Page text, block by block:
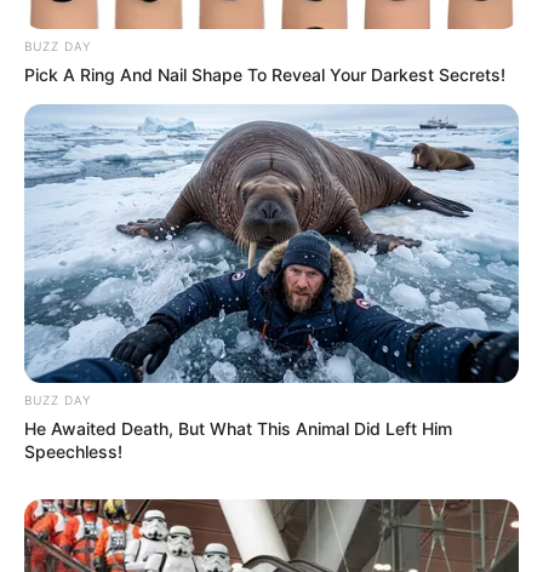
BUZZ DAY
Pick A Ring And Nail Shape To Reveal Your Darkest Secrets!
BUZZ DAY
He Awaited Death, But What This Animal Did Left Him
Speechless!